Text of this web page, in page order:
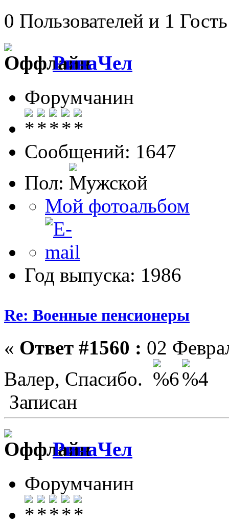
0 Пользователей и 1
РинаЧел
Форумчанин
Сообщений: 1647
Пол:
Мой фотоальбом
Год выпуска: 1986
Re: Военные пенсионеры
« Ответ #1560 : 02
Валер, Спасибо.
Записан
РинаЧел
Форумчанин